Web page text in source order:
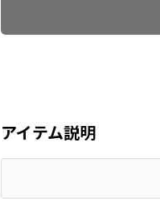
アイテム説明